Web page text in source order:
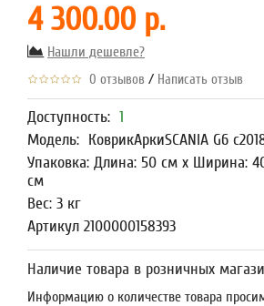
4 300.00 р.
Нашли дешевле?
0 отзывов / Написать отзыв
Доступность: 1
Модель: КоврикАркиSCANIA G6
Упаковка: Длина: 50 см x Ширина:
см
Вес: 3 кг
Артикул 2100000158393
Наличие товара в розничных
Информацию о количестве товара